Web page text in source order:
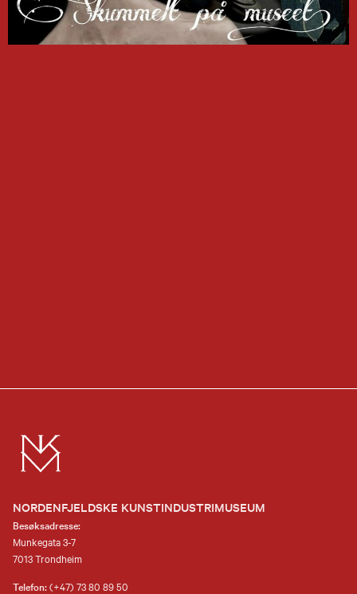
NORDENFJELDSKE KUNSTINDUSTRIMUSEUM
Besøksadresse:
Munkegata 3-7
7013 Trondheim
Telefon:(+47) 73 80 89 50